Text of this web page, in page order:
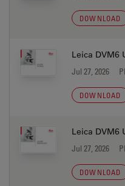
DOWNLOAD
Leica DVM6
Jul 27, 2026
DOWNLOAD
Leica DVM6
Jul 27, 2026
DOWNLOAD